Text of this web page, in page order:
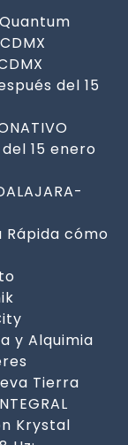
del 15
15 enero
Rápida cómo
y Alquimia
Tierra
Krystal